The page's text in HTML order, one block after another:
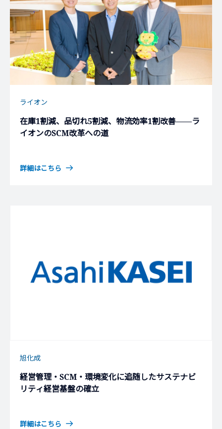
ライオン
在庫1割減、品切れ5割減、物流効率1割改善――ラ
イオンのSCM改革への道
詳細はこちら
旭化成
経営管理・SCM・環境変化に追随したサステナビ
リティ経営基盤の確立
詳細はこちら